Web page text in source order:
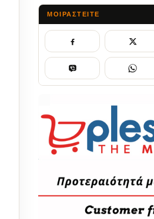
ΜΟΙΡΑΣΤΕΊΤΕ